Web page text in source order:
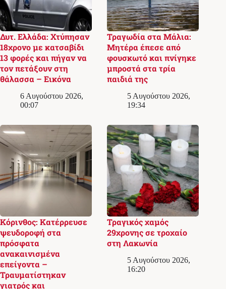
Δυτ. Ελλάδα: Χτύπησαν
18χρονο με κατσαβίδι
13 φορές και πήγαν να
τον πετάξουν στη
θάλασσα – Εικόνα
6 Αυγούστου 2026,
00:07
Τραγωδία στα Μάλια:
Μητέρα έπεσε από
φουσκωτό και πνίγηκε
μπροστά στα τρία
παιδιά της
5 Αυγούστου 2026,
19:34
Κόρινθος: Κατέρρευσε
ψευδοροφή στα
πρόσφατα
ανακαινισμένα
επείγοντα –
Τραυματίστηκαν
γιατρός και
Τραγικός χαμός
29χρονης σε τροχαίο
στη Λακωνία
5 Αυγούστου 2026,
16:20